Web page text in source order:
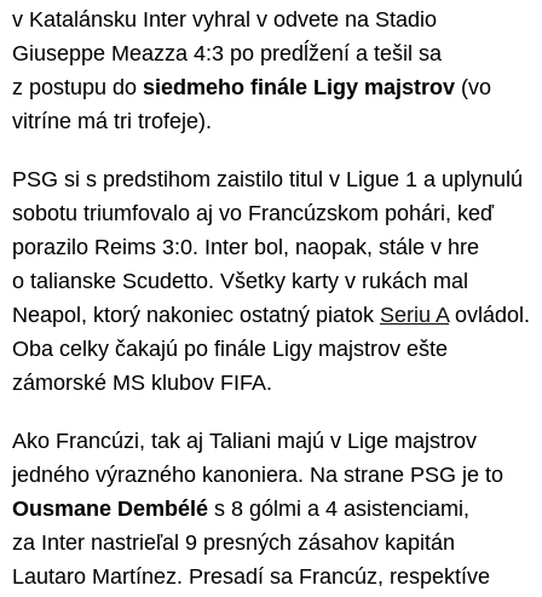
v Katalánsku Inter vyhral v odvete na Stadio
Giuseppe Meazza 4:3 po predĺžení a tešil sa
z postupu do siedmeho finále Ligy majstrov (vo
vitríne má tri trofeje).
PSG si s predstihom zaistilo titul v Ligue 1 a uplynulú
sobotu triumfovalo aj vo Francúzskom pohári, keď
porazilo Reims 3:0. Inter bol, naopak, stále v hre
o talianske Scudetto. Všetky karty v rukách mal
Neapol, ktorý nakoniec ostatný piatok Seriu Aovládol.
Oba celky čakajú po finále Ligy majstrov ešte
zámorské MS klubov FIFA.
Ako Francúzi, tak aj Taliani majú v Lige majstrov
jedného výrazného kanoniera. Na strane PSG je to
Ousmane Dembélé s 8 gólmi a 4 asistenciami,
za Inter nastrieľal 9 presných zásahov kapitán
Lautaro Martínez. Presadí sa Francúz, respektíve